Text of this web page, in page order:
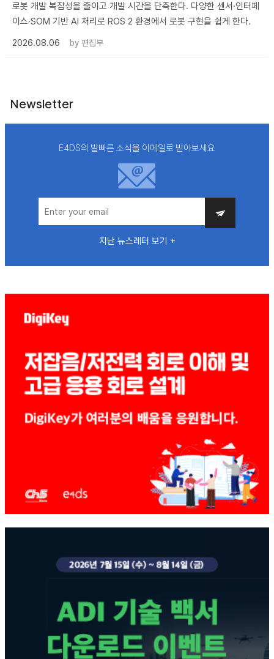
로봇 개발 복잡성을 줄이고 개발 시간을 단축한다. 다양한 센서·인터페
이스·SOM 기반 AI 처리로 ROS 2 환경에서 로봇 구현을 쉽게 한다.
2026.08.06
by 편집부
Newsletter
E4DS의 발빠른 소식을 이메일로 받아보세요
지난 뉴스레터 보기 +